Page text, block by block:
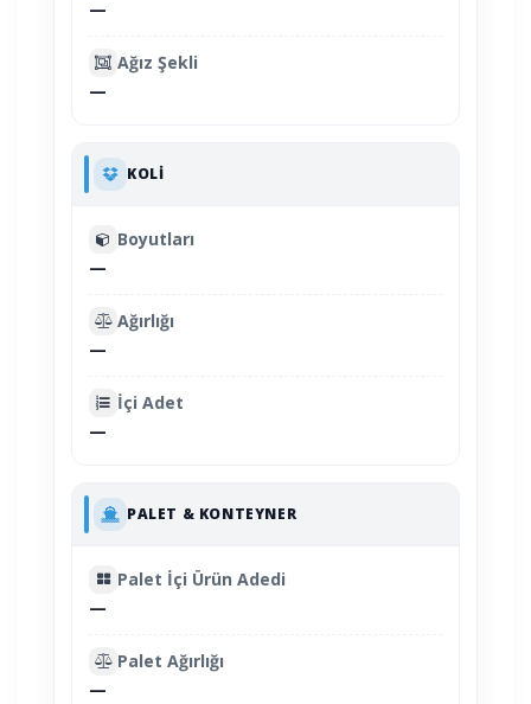
—
Ağız Şekli
—
KOLI
Boyutları
—
Ağırlığı
—
İçi Adet
—
PALET & KONTEYNER
Palet İçi Ürün Adedi
—
Palet Ağırlığı
—